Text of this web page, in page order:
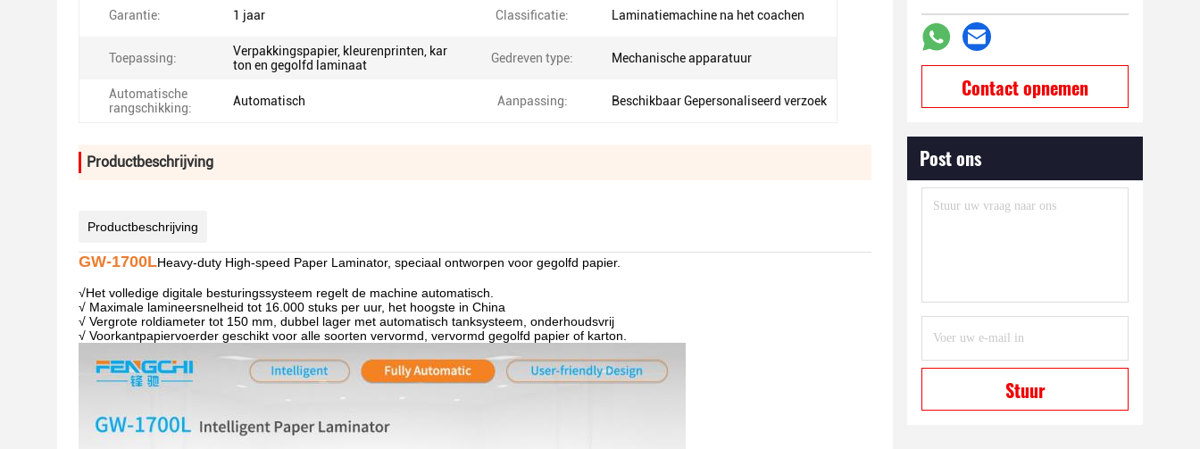
Garantie: 1 jaar Classificatie: Laminatiemachine na het coachen
Toepassing:
Verpakkingspapier, kleurenprinten, kar
ton en gegolfd laminaat
Gedreven type: Mechanische apparatuur
Automatische
rangschikking:
Automatisch Aanpassing: Beschikbaar Gepersonaliseerd verzoek
Productbeschrijving
Productbeschrijving
GW-1700LHeavy-duty High-speed Paper Laminator, speciaal ontworpen voor gegolfd papier.
√Het volledige digitale besturingssysteem regelt de machine automatisch.
√ Maximale lamineersnelheid tot 16.000 stuks per uur, het hoogste in China
√ Vergrote roldiameter tot 150 mm, dubbel lager met automatisch tanksysteem, onderhoudsvrij
√ Voorkantpapiervoerder geschikt voor alle soorten vervormd, vervormd gegolfd papier of karton.
Contact opnemen
Post ons
Stuur